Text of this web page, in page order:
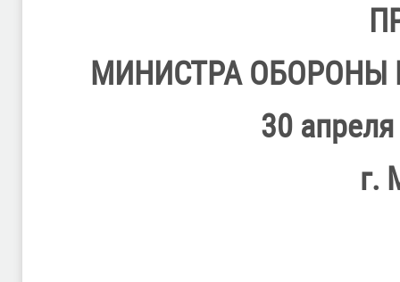
МИНИСТРА ОБОРОНЫ
30
г.